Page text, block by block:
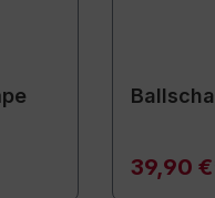
39,90